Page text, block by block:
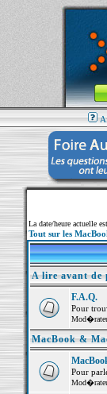
MacBook-
Aller au
La date/heure actuelle
Tout sur les
A lire avant de
F.A.Q.
Pour
MacBook &
Pour